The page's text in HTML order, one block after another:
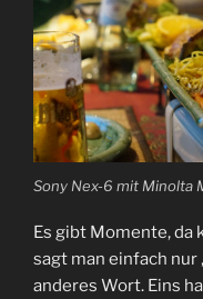
Sony Nex-6 mit Minolta
Es gibt Momente, da
sagt man einfach nur
anderes Wort. Eins